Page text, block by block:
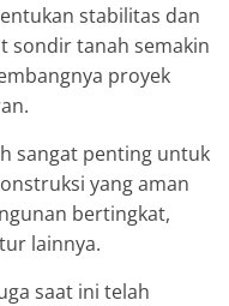
stabilitas dan
sondir tanah semakin
proyek
sangat penting untuk
yang aman
bertingkat,
lainnya.
saat ini telah